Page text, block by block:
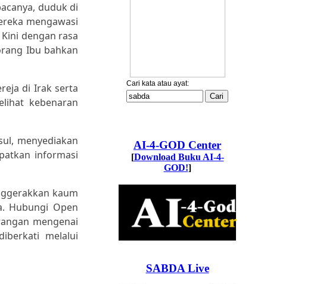
duduk di
mengawasi
dengan rasa
Ibu bahkan
di Irak serta
kebenaran
menyediakan
informasi
kaum
Hubungi Open
mengenai
melalui